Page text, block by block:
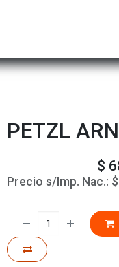
PETZL
$
Precio s/Imp. Nac.: $